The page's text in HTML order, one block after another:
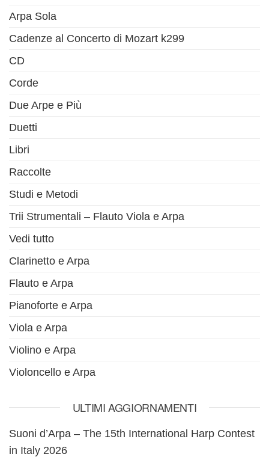
Arpa Sola
Cadenze al Concerto di Mozart k299
CD
Corde
Due Arpe e Più
Duetti
Libri
Raccolte
Studi e Metodi
Trii Strumentali – Flauto Viola e Arpa
Vedi tutto
Clarinetto e Arpa
Flauto e Arpa
Pianoforte e Arpa
Viola e Arpa
Violino e Arpa
Violoncello e Arpa
ULTIMI AGGIORNAMENTI
Suoni d’Arpa – The 15th International Harp Contest
in Italy 2026